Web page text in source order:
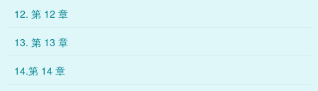
12. 第 12 章
13. 第 13 章
14.第 14 章